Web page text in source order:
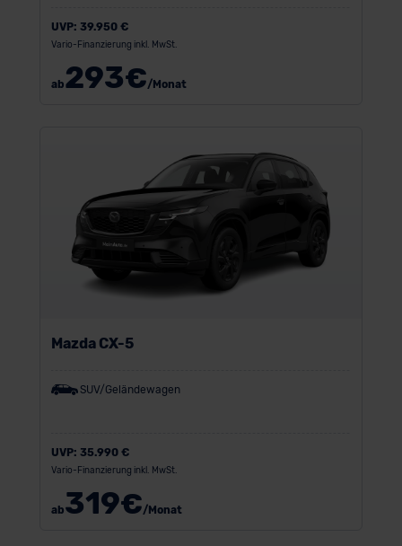
UVP: 39.950 €
Vario-Finanzierung inkl. MwSt.
ab293€/Monat
Mazda CX-5
SUV/Geländewagen
UVP: 35.990 €
Vario-Finanzierung inkl. MwSt.
ab319€/Monat